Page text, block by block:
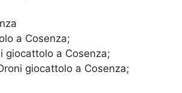
a Cosenza;
giocattolo a Cosenza;
giocattolo a Cosenza;